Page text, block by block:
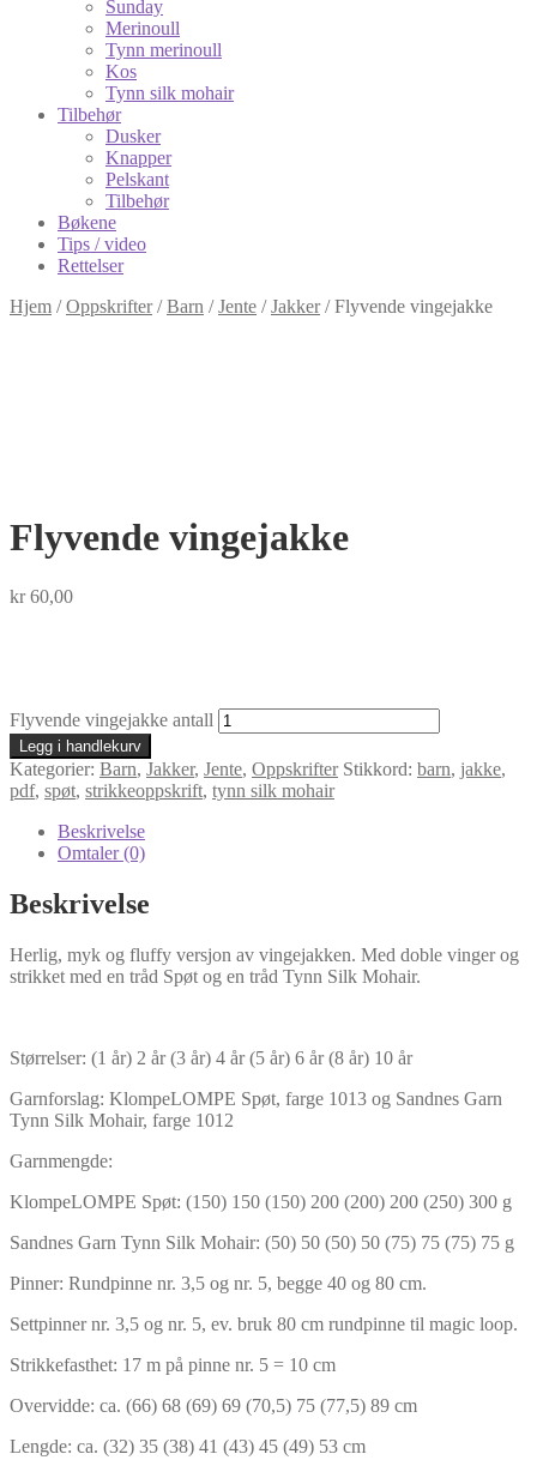
Sunday
Merinoull
Tynn merinoull
Kos
Tynn silk mohair
Tilbehør
Dusker
Knapper
Pelskant
Tilbehør
Bøkene
Tips / video
Rettelser
Hjem /Oppskrifter/Barn /Jente /Jakker/Flyvende vingejakke
Flyvende vingejakke
kr60,00
Flyvende vingejakke antall
Legg i handlekurv
Kategorier: Barn, Jakker, Jente, Oppskrifter Stikkord: barn, jakke,
pdf, spøt, strikkeoppskrift, tynn silk mohair
Beskrivelse
Omtaler (0)
Beskrivelse
Herlig, myk og fluffy versjon av vingejakken. Med doble vinger og
strikket med en tråd Spøt og en tråd Tynn Silk Mohair.
Størrelser: (1 år) 2 år (3 år) 4 år (5 år) 6 år (8 år) 10 år
Garnforslag: KlompeLOMPE Spøt, farge 1013 og Sandnes Garn
Tynn Silk Mohair, farge 1012
Garnmengde:
KlompeLOMPE Spøt: (150) 150 (150) 200 (200) 200 (250) 300 g
Sandnes Garn Tynn Silk Mohair: (50) 50 (50) 50 (75) 75 (75) 75 g
Pinner: Rundpinne nr. 3,5 og nr. 5, begge 40 og 80 cm.
Settpinner nr. 3,5 og nr. 5, ev. bruk 80 cm rundpinne til magic loop.
Strikkefasthet: 17 m på pinne nr. 5 = 10 cm
Overvidde: ca. (66) 68 (69) 69 (70,5) 75 (77,5) 89 cm
Lengde: ca. (32) 35 (38) 41 (43) 45 (49) 53 cm